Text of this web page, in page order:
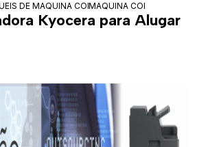
DE COPIADORAS
MAQUINA COPIADORA KYOCERA PARA
MAQUINA COPIADORA
Kyocera para Alugar